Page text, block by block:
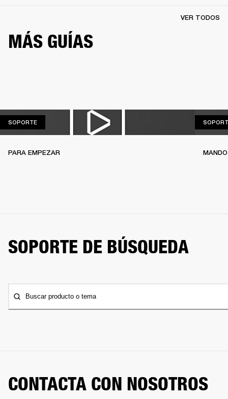
MÁS GUÍAS
VER TODOS
SOPORTESOPORTE
PARA EMPEZAR
SOPORTE DE BÚSQUEDA
Buscar producto o tema
CONTACTA CON NOSOTROS